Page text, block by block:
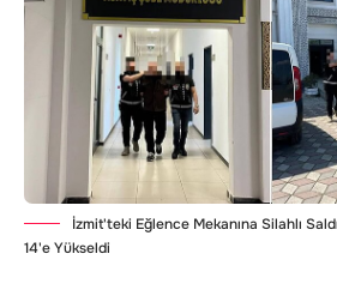
İzmit'teki Eğlence Mekanına Silahlı
14'e Yükseldi